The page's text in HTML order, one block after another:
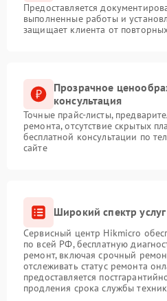
Предоставляется
выполненные работы и
защищает клиента от
Прозрачное
консультация
Точные прайс-листы,
ремонта, отсутствие скрытых
бесплатной консультации по
сайте
Широкий спектр услуг
Сервисный центр Hikmicro
по всей РФ, бесплатную
ремонт, включая срочный
отслеживать статус ремонта
предоставляется
продления срока службы